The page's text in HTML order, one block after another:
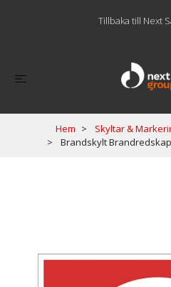
Tillbaka till Next
Hem Skyltar &
Brandskylt